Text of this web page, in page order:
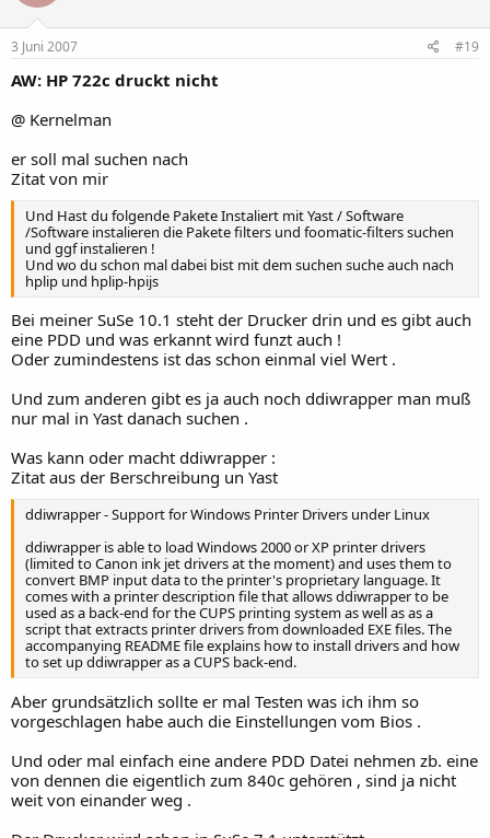
3 Juni 2007 #19
AW: HP 722c druckt nicht
@ Kernelman
er soll mal suchen nach
Zitat von mir
Und Hast du folgende Pakete Instaliert mit Yast / Software
/Software instalieren die Pakete filters und foomatic-filters suchen
und ggf instalieren !
Und wo du schon mal dabei bist mit dem suchen suche auch nach
hplip und hplip-hpijs
Bei meiner SuSe 10.1 steht der Drucker drin und es gibt auch
eine PDD und was erkannt wird funzt auch !
Oder zumindestens ist das schon einmal viel Wert .
Und zum anderen gibt es ja auch noch ddiwrapper man muß
nur mal in Yast danach suchen .
Was kann oder macht ddiwrapper :
Zitat aus der Berschreibung un Yast
ddiwrapper - Support for Windows Printer Drivers under Linux
ddiwrapper is able to load Windows 2000 or XP printer drivers
(limited to Canon ink jet drivers at the moment) and uses them to
convert BMP input data to the printer's proprietary language. It
comes with a printer description file that allows ddiwrapper to be
used as a back-end for the CUPS printing system as well as as a
script that extracts printer drivers from downloaded EXE files. The
accompanying README file explains how to install drivers and how
to set up ddiwrapper as a CUPS back-end.
Aber grundsätzlich sollte er mal Testen was ich ihm so
vorgeschlagen habe auch die Einstellungen vom Bios .
Und oder mal einfach eine andere PDD Datei nehmen zb. eine
von dennen die eigentlich zum 840c gehören , sind ja nicht
weit von einander weg .